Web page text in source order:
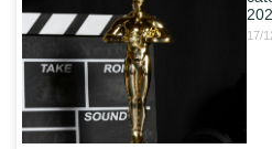
17/